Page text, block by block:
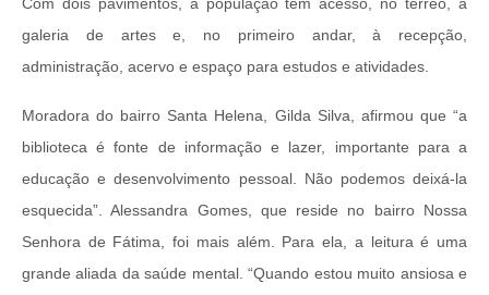
galeria de artes e, no primeiro andar, à recepção,
administração, acervo e espaço para estudos e atividades.
Moradora do bairro Santa Helena, Gilda Silva, afirmou que “a
biblioteca é fonte de informação e lazer, importante para a
educação e desenvolvimento pessoal. Não podemos deixá-la
esquecida”. Alessandra Gomes, que reside no bairro Nossa
Senhora de Fátima, foi mais além. Para ela, a leitura é uma
grande aliada da saúde mental. “Quando estou muito ansiosa e